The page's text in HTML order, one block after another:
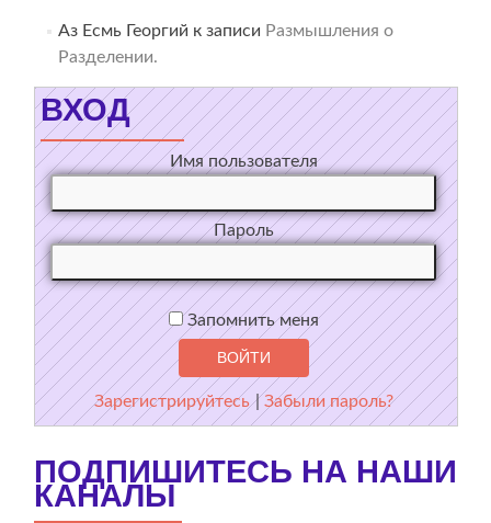
Аз Есмь Георгий к записи Размышления о
Разделении.
ВХОД
Имя пользователя
Пароль
Запомнить меня
Зарегистрируйтесь |Забыли пароль?
ПОДПИШИТЕСЬ НА НАШИ
КАНАЛЫ